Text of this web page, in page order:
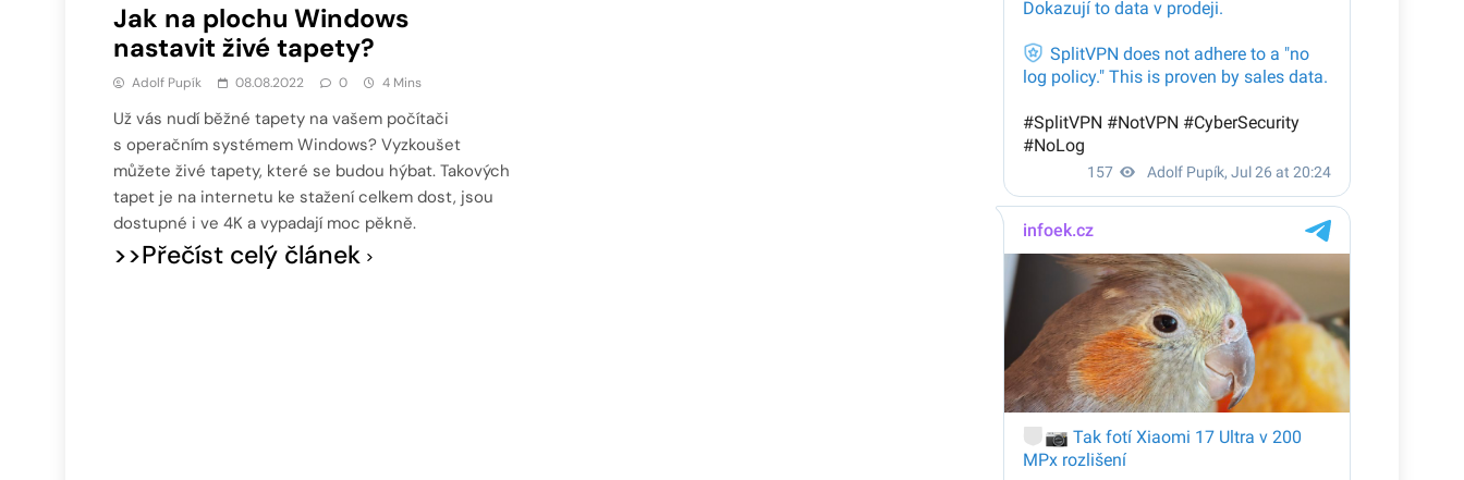
Jak na plochu Windows
nastavit živé tapety?
Adolf Pupík 08.08.2022 0 4 Mins
Už vás nudí běžné tapety na vašem počítači
s operačním systémem Windows? Vyzkoušet
můžete živé tapety, které se budou hýbat. Takových
tapet je na internetu ke stažení celkem dost, jsou
dostupné i ve 4K a vypadají moc pěkně.
>>Přečíst celý článek